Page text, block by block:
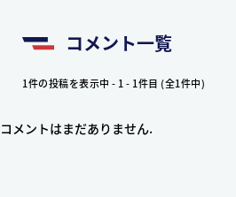
コメント一覧
1件の投稿を表示中 - 1 - 1件目 (全1件中)
コメントはまだありません.